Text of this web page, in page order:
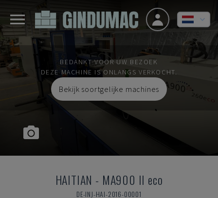
BEDANKT VOOR UW BEZOEK
DEZE MACHINE IS ONLANGS VERKOCHT.
Bekijk soortgelijke machines
HAITIAN - MA900 II eco
DE-INJ-HAI-2016-00001